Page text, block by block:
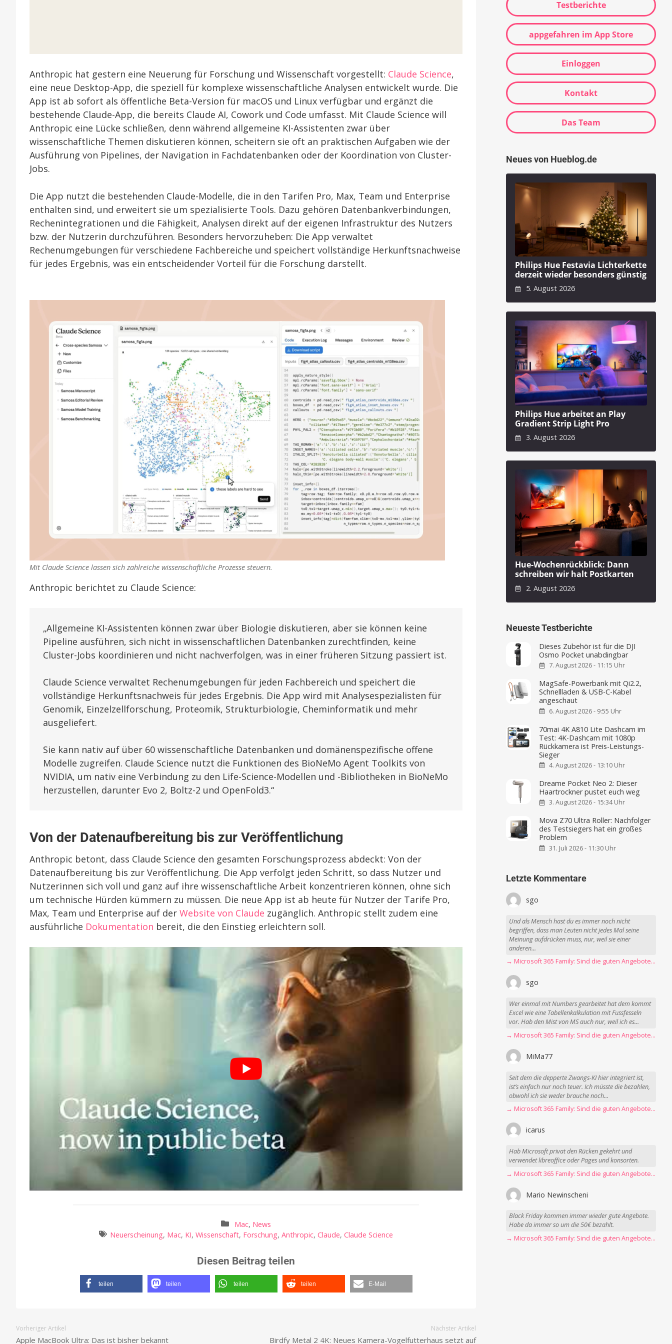
Anthropic hat gestern eine Neuerung für Forschung und Wissenschaft vorgestellt: Claude Science,
eine neue Desktop-App, die speziell für komplexe wissenschaftliche Analysen entwickelt wurde. Die
App ist ab sofort als öffentliche Beta-Version für macOS und Linux verfügbar und ergänzt die
bestehende Claude-App, die bereits Claude AI, Cowork und Code umfasst. Mit Claude Science will
Anthropic eine Lücke schließen, denn während allgemeine KI-Assistenten zwar über
wissenschaftliche Themen diskutieren können, scheitern sie oft an praktischen Aufgaben wie der
Ausführung von Pipelines, der Navigation in Fachdatenbanken oder der Koordination von Cluster-
Jobs.
Die App nutzt die bestehenden Claude-Modelle, die in den Tarifen Pro, Max, Team und Enterprise
enthalten sind, und erweitert sie um spezialisierte Tools. Dazu gehören Datenbankverbindungen,
Rechenintegrationen und die Fähigkeit, Analysen direkt auf der eigenen Infrastruktur des Nutzers
bzw. der Nutzerin durchzuführen. Besonders hervorzuheben: Die App verwaltet
Rechenumgebungen für verschiedene Fachbereiche und speichert vollständige Herkunftsnachweise
für jedes Ergebnis, was ein entscheidender Vorteil für die Forschung darstellt.
Mit Claude Science lassen sich zahlreiche wissenschaftliche Prozesse steuern.
Anthropic berichtet zu Claude Science:
„Allgemeine KI-Assistenten können zwar über Biologie diskutieren, aber sie können keine
Pipeline ausführen, sich nicht in wissenschaftlichen Datenbanken zurechtfinden, keine
Cluster-Jobs koordinieren und nicht nachverfolgen, was in einer früheren Sitzung passiert ist.
Claude Science verwaltet Rechenumgebungen für jeden Fachbereich und speichert die
vollständige Herkunftsnachweis für jedes Ergebnis. Die App wird mit Analysespezialisten für
Genomik, Einzelzellforschung, Proteomik, Strukturbiologie, Cheminformatik und mehr
ausgeliefert.
Sie kann nativ auf über 60 wissenschaftliche Datenbanken und domänenspezifische offene
Modelle zugreifen. Claude Science nutzt die Funktionen des BioNeMo Agent Toolkits von
NVIDIA, um nativ eine Verbindung zu den Life-Science-Modellen und -Bibliotheken in BioNeMo
herzustellen, darunter Evo 2, Boltz-2 und OpenFold3.“
Von der Datenaufbereitung bis zur Veröffentlichung
Anthropic betont, dass Claude Science den gesamten Forschungsprozess abdeckt: Von der
Datenaufbereitung bis zur Veröffentlichung. Die App verfolgt jeden Schritt, so dass Nutzer und
Nutzerinnen sich voll und ganz auf ihre wissenschaftliche Arbeit konzentrieren können, ohne sich
um technische Hürden kümmern zu müssen. Die neue App ist ab heute für Nutzer der Tarife Pro,
Max, Team und Enterprise auf der Website von Claude zugänglich. Anthropic stellt zudem eine
ausführliche Dokumentation bereit, die den Einstieg erleichtern soll.
Mac, News
Neuerscheinung, Mac, KI, Wissenschaft, Forschung, Anthropic, Claude, Claude Science
Diesen Beitrag teilen
teilen teilen teilen teilen E-Mail
Vorheriger Artikel
Apple MacBook Ultra: Das ist bisher bekannt
Nächster Artikel
Birdfy Metal 2 4K: Neues Kamera-Vogelfutterhaus setzt auf
Testberichte
appgefahren im App Store
Einloggen
Kontakt
Das Team
Neues von Hueblog.de
Philips Hue Festavia Lichterkette
derzeit wieder besonders günstig
5. August 2026
Philips Hue arbeitet an Play
Gradient Strip Light Pro
3. August 2026
Hue-Wochenrückblick: Dann
schreiben wir halt Postkarten
2. August 2026
Neueste Testberichte
Dieses Zubehör ist für die DJI
Osmo Pocket unabdingbar
7. August 2026 - 11:15 Uhr
MagSafe-Powerbank mit Qi2.2,
Schnellladen & USB-C-Kabel
angeschaut
6. August 2026 - 9:55 Uhr
70mai 4K A810 Lite Dashcam im
Test: 4K-Dashcam mit 1080p
Rückkamera ist Preis-Leistungs-
Sieger
4. August 2026 - 13:10 Uhr
Dreame Pocket Neo 2: Dieser
Haartrockner pustet euch weg
3. August 2026 - 15:34 Uhr
Mova Z70 Ultra Roller: Nachfolger
des Testsiegers hat ein großes
Problem
31. Juli 2026 - 11:30 Uhr
Letzte Kommentare
sgo
Und als Mensch hast du es immer noch nicht
begriffen, dass man Leuten nicht jedes Mal seine
Meinung aufdrücken muss, nur, weil sie einer
anderen...
→ Microsoft 365 Family: Sind die guten Angebote vorbei?
sgo
Wer einmal mit Numbers gearbeitet hat dem kommt
Excel wie eine Tabellenkalkulation mit Fussfesseln
vor. Hab den Mist von MS auch nur, weil ich es...
→ Microsoft 365 Family: Sind die guten Angebote vorbei?
MiMa77
Seit dem die depperte Zwangs-KI hier integriert ist,
ist’s einfach nur noch teuer. Ich müsste die bezahlen,
obwohl ich sie weder brauche noch...
→ Microsoft 365 Family: Sind die guten Angebote vorbei?
icarus
Hab Microsoft privat den Rücken gekehrt und
verwendet libreoffice oder Pages und konsorten.
→ Microsoft 365 Family: Sind die guten Angebote vorbei?
Mario Newinscheni
Black Friday kommen immer wieder gute Angebote.
Habe da immer so um die 50€ bezahlt.
→ Microsoft 365 Family: Sind die guten Angebote vorbei?